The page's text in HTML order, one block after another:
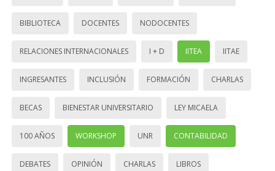
BIBLIOTECA DOCENTES NODOCENTES
RELACIONES INTERNACIONALES I + D IITEA IITAE
INGRESANTES INCLUSIÓN FORMACIÓN CHARLAS
BECAS BIENESTAR UNIVERSITARIO LEY MICAELA
100 AÑOS WORKSHOP UNR CONTABILIDAD
DEBATES OPINIÓN CHARLAS LIBROS